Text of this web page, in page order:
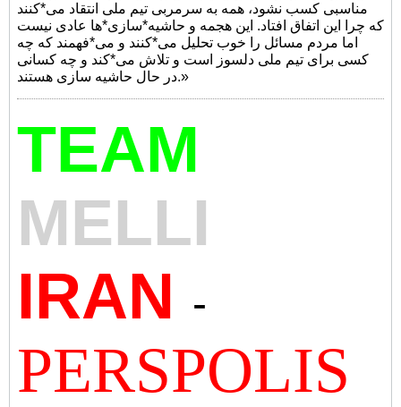
مناسبی کسب نشود، همه به سرمربی تیم ملی انتقاد می*کنند
که چرا این اتفاق افتاد. این هجمه و حاشیه*سازی*ها عادی نیست
اما مردم مسائل را خوب تحلیل می*کنند و می*فهمند که چه
کسی برای تیم ملی دلسوز است و تلاش می*کند و چه کسانی
در حال حاشیه سازی هستند.»
TEAM
MELLI
IRAN -
PERSPOLIS